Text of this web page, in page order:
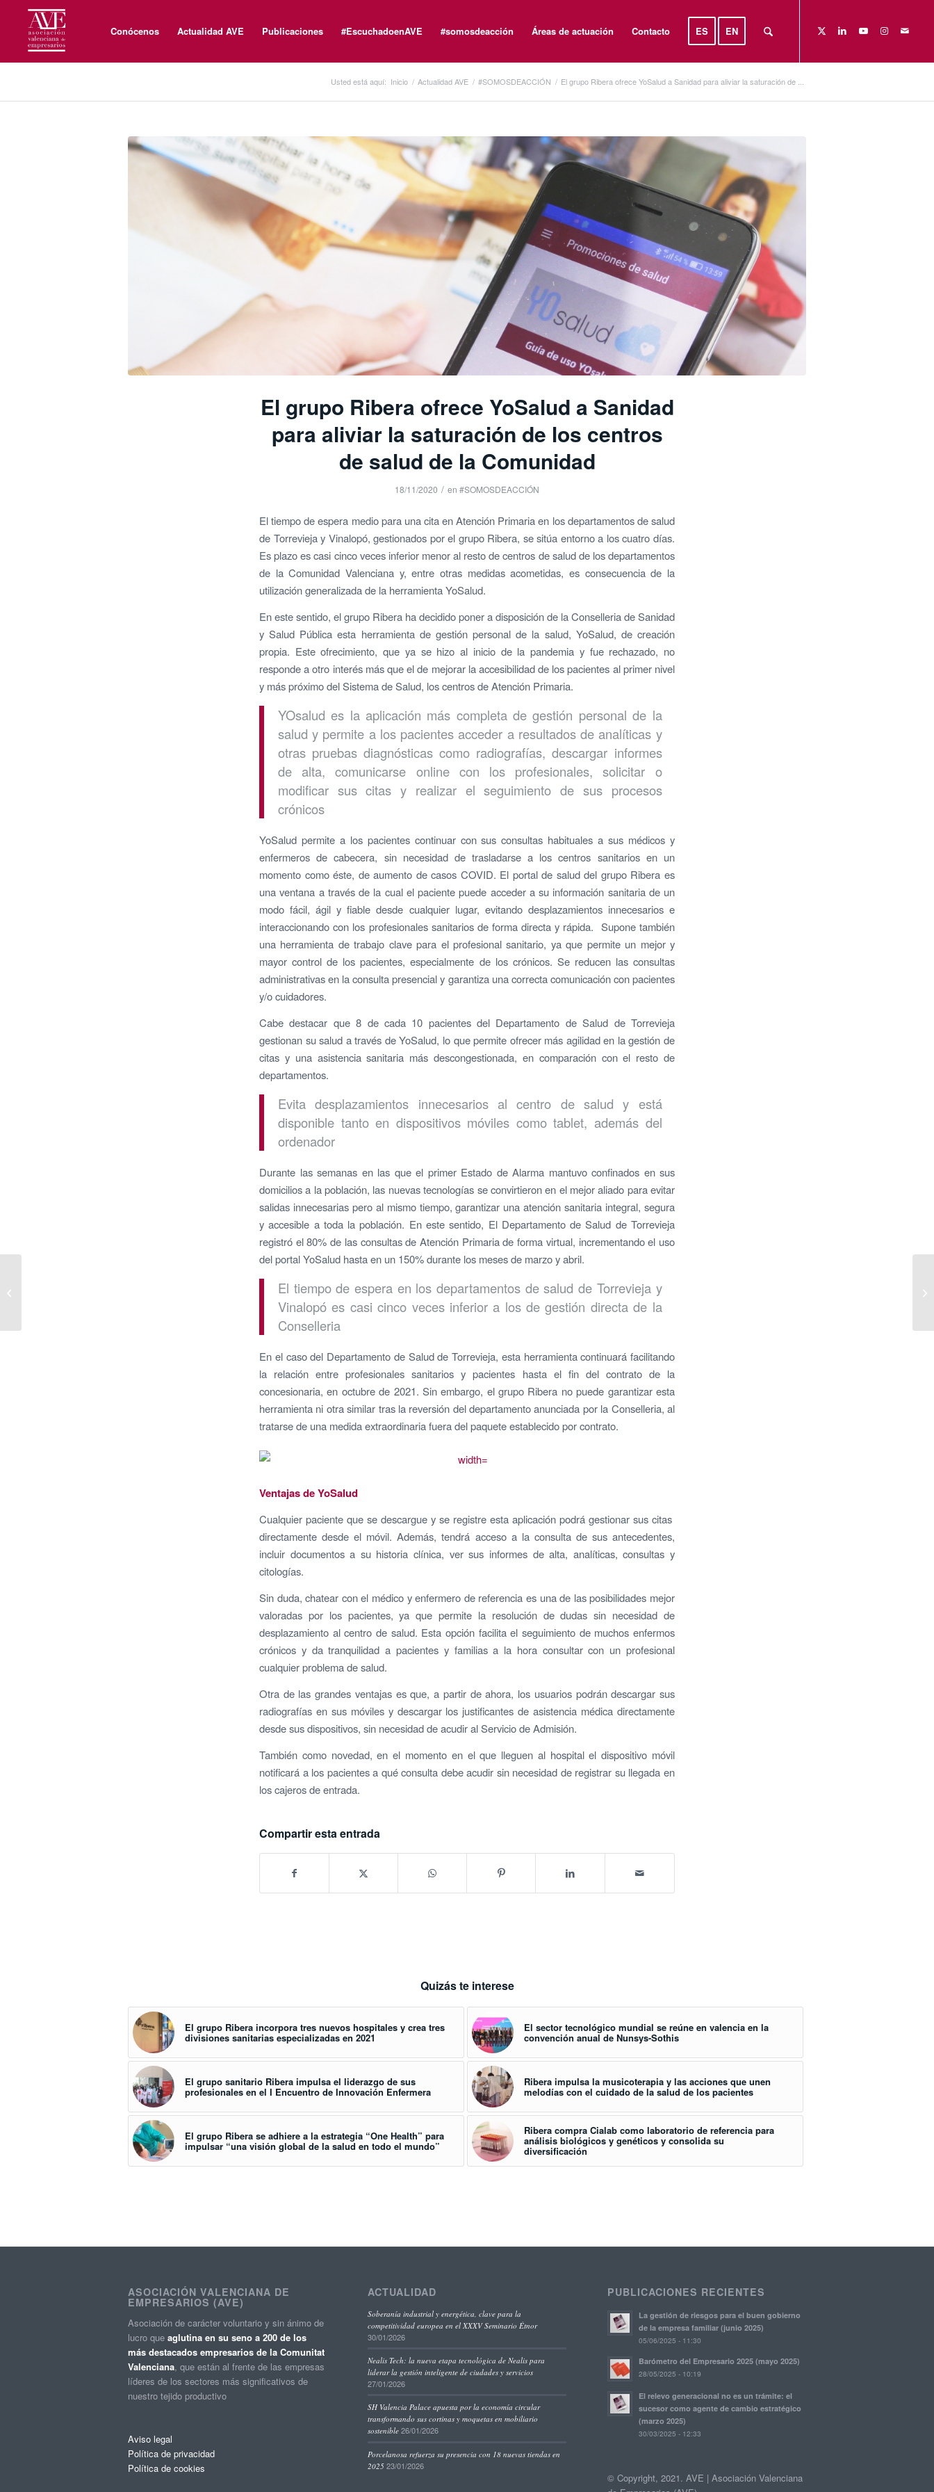
Conócenos Actualidad AVE Publicaciones #EscuchadoenAVE #somosdeacción Áreas de actuación Contacto ES EN
Usted está aquí: Inicio / Actualidad AVE / #SOMOSDEACCIÓN / El grupo Ribera ofrece YoSalud a Sanidad para aliviar la saturación de ...
El grupo Ribera ofrece YoSalud a Sanidad
para aliviar la saturación de los centros
de salud de la Comunidad
18/11/2020 / en #SOMOSDEACCIÓN
El tiempo de espera medio para una cita en Atención Primaria en los departamentos de salud
de Torrevieja y Vinalopó, gestionados por el grupo Ribera, se sitúa entorno a los cuatro días.
Es plazo es casi cinco veces inferior menor al resto de centros de salud de los departamentos
de la Comunidad Valenciana y, entre otras medidas acometidas, es consecuencia de la
utilización generalizada de la herramienta YoSalud.
En este sentido, el grupo Ribera ha decidido poner a disposición de la Conselleria de Sanidad
y Salud Pública esta herramienta de gestión personal de la salud, YoSalud, de creación
propia. Este ofrecimiento, que ya se hizo al inicio de la pandemia y fue rechazado, no
responde a otro interés más que el de mejorar la accesibilidad de los pacientes al primer nivel
y más próximo del Sistema de Salud, los centros de Atención Primaria.
YOsalud es la aplicación más completa de gestión personal de la
salud y permite a los pacientes acceder a resultados de analíticas y
otras pruebas diagnósticas como radiografías, descargar informes
de alta, comunicarse online con los profesionales, solicitar o
modificar sus citas y realizar el seguimiento de sus procesos
crónicos
YoSalud permite a los pacientes continuar con sus consultas habituales a sus médicos y
enfermeros de cabecera, sin necesidad de trasladarse a los centros sanitarios en un
momento como éste, de aumento de casos COVID. El portal de salud del grupo Ribera es
una ventana a través de la cual el paciente puede acceder a su información sanitaria de un
modo fácil, ágil y fiable desde cualquier lugar, evitando desplazamientos innecesarios e
interaccionando con los profesionales sanitarios de forma directa y rápida. Supone también
una herramienta de trabajo clave para el profesional sanitario, ya que permite un mejor y
mayor control de los pacientes, especialmente de los crónicos. Se reducen las consultas
administrativas en la consulta presencial y garantiza una correcta comunicación con pacientes
y/o cuidadores.
Cabe destacar que 8 de cada 10 pacientes del Departamento de Salud de Torrevieja
gestionan su salud a través de YoSalud, lo que permite ofrecer más agilidad en la gestión de
citas y una asistencia sanitaria más descongestionada, en comparación con el resto de
departamentos.
Evita desplazamientos innecesarios al centro de salud y está
disponible tanto en dispositivos móviles como tablet, además del
ordenador
Durante las semanas en las que el primer Estado de Alarma mantuvo confinados en sus
domicilios a la población, las nuevas tecnologías se convirtieron en el mejor aliado para evitar
salidas innecesarias pero al mismo tiempo, garantizar una atención sanitaria integral, segura
y accesible a toda la población. En este sentido, El Departamento de Salud de Torrevieja
registró el 80% de las consultas de Atención Primaria de forma virtual, incrementando el uso
del portal YoSalud hasta en un 150% durante los meses de marzo y abril.
El tiempo de espera en los departamentos de salud de Torrevieja y
Vinalopó es casi cinco veces inferior a los de gestión directa de la
Conselleria
En el caso del Departamento de Salud de Torrevieja, esta herramienta continuará facilitando
la relación entre profesionales sanitarios y pacientes hasta el fin del contrato de la
concesionaria, en octubre de 2021. Sin embargo, el grupo Ribera no puede garantizar esta
herramienta ni otra similar tras la reversión del departamento anunciada por la Conselleria, al
tratarse de una medida extraordinaria fuera del paquete establecido por contrato.
Ventajas de YoSalud
Cualquier paciente que se descargue y se registre esta aplicación podrá gestionar sus citas
directamente desde el móvil. Además, tendrá acceso a la consulta de sus antecedentes,
incluir documentos a su historia clínica, ver sus informes de alta, analíticas, consultas y
citologías.
Sin duda, chatear con el médico y enfermero de referencia es una de las posibilidades mejor
valoradas por los pacientes, ya que permite la resolución de dudas sin necesidad de
desplazamiento al centro de salud. Esta opción facilita el seguimiento de muchos enfermos
crónicos y da tranquilidad a pacientes y familias a la hora consultar con un profesional
cualquier problema de salud.
Otra de las grandes ventajas es que, a partir de ahora, los usuarios podrán descargar sus
radiografías en sus móviles y descargar los justificantes de asistencia médica directamente
desde sus dispositivos, sin necesidad de acudir al Servicio de Admisión.
También como novedad, en el momento en el que lleguen al hospital el dispositivo móvil
notificará a los pacientes a qué consulta debe acudir sin necesidad de registrar su llegada en
los cajeros de entrada.
Compartir esta entrada
Quizás te interese
El grupo Ribera incorpora tres nuevos hospitales y crea tres
divisiones sanitarias especializadas en 2021
El sector tecnológico mundial se reúne en valencia en la
convención anual de Nunsys-Sothis
El grupo sanitario Ribera impulsa el liderazgo de sus
profesionales en el I Encuentro de Innovación Enfermera
Ribera impulsa la musicoterapia y las acciones que unen
melodías con el cuidado de la salud de los pacientes
El grupo Ribera se adhiere a la estrategia “One Health” para
impulsar “una visión global de la salud en todo el mundo”
Ribera compra Cialab como laboratorio de referencia para
análisis biológicos y genéticos y consolida su
diversificación
ASOCIACIÓN VALENCIANA DE
EMPRESARIOS (AVE)
Asociación de carácter voluntario y sin ánimo de
lucro que aglutina en su seno a 200 de los
más destacados empresarios de la Comunitat
Valenciana, que están al frente de las empresas
líderes de los sectores más significativos de
nuestro tejido productivo
Aviso legal
Política de privacidad
Política de cookies
ACTUALIDAD
Soberanía industrial y energética, clave para la
competitividad europea en el XXXV Seminario Étnor
30/01/2026
Nealis Tech: la nueva etapa tecnológica de Nealis para
liderar la gestión inteligente de ciudades y servicios
27/01/2026
SH Valencia Palace apuesta por la economía circular
transformando sus cortinas y moquetas en mobiliario
sostenible 26/01/2026
Porcelanosa refuerza su presencia con 18 nuevas tiendas en
2025 23/01/2026
PUBLICACIONES RECIENTES
La gestión de riesgos para el buen gobierno
de la empresa familiar (junio 2025)
05/06/2025 - 11:30
Barómetro del Empresario 2025 (mayo 2025)
28/05/2025 - 10:19
El relevo generacional no es un trámite: el
sucesor como agente de cambio estratégico
(marzo 2025)
30/03/2025 - 12:33
© Copyright, 2021. AVE | Asociación Valenciana